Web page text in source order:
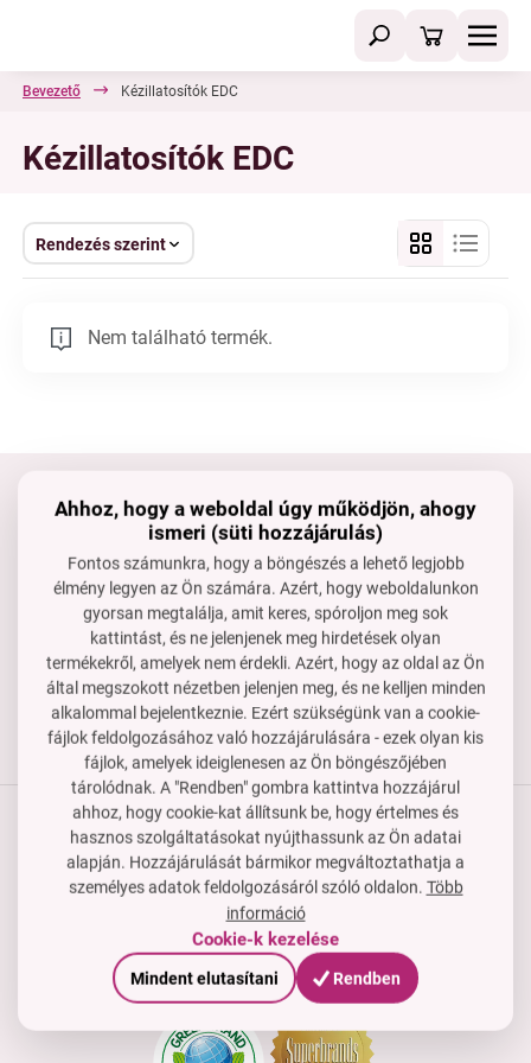
Bevezető Kézillatosítók EDC
Kézillatosítók EDC
Rendezés szerint
Nem található termék.
Tartsd velünk a kapcsolatot
Készséggel állunk rendelkezésedre, ha segítségre van
szükséged.
rendeles@dedraclub.hu
+3614451772
H–P: 8-15 óra
Termékek
Vásárlási útmutató
Cég
Tanúsítványok, díjak és tagság
Ahhoz, hogy a weboldal úgy működjön, ahogy
ismeri (süti hozzájárulás)
Fontos számunkra, hogy a böngészés a lehető legjobb
élmény legyen az Ön számára. Azért, hogy weboldalunkon
gyorsan megtalálja, amit keres, spóroljon meg sok
kattintást, és ne jelenjenek meg hirdetések olyan
termékekről, amelyek nem érdekli. Azért, hogy az oldal az Ön
által megszokott nézetben jelenjen meg, és ne kelljen minden
alkalommal bejelentkeznie. Ezért szükségünk van a cookie-
fájlok feldolgozásához való hozzájárulására - ezek olyan kis
fájlok, amelyek ideiglenesen az Ön böngészőjében
tárolódnak. A "Rendben" gombra kattintva hozzájárul
ahhoz, hogy cookie-kat állítsunk be, hogy értelmes és
hasznos szolgáltatásokat nyújthassunk az Ön adatai
alapján. Hozzájárulását bármikor megváltoztathatja a
személyes adatok feldolgozásáról szóló oldalon. Több
információ
Cookie-k kezelése
Mindent elutasítani Rendben